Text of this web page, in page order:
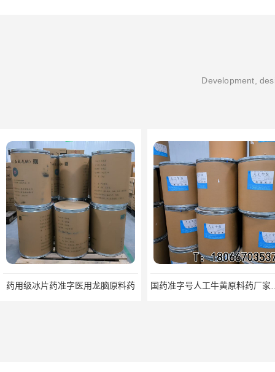
Development,
药用级冰片药准字医用龙脑原料药 国药准字